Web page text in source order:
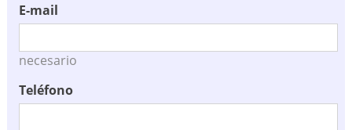
E-mail
necesario
Teléfono